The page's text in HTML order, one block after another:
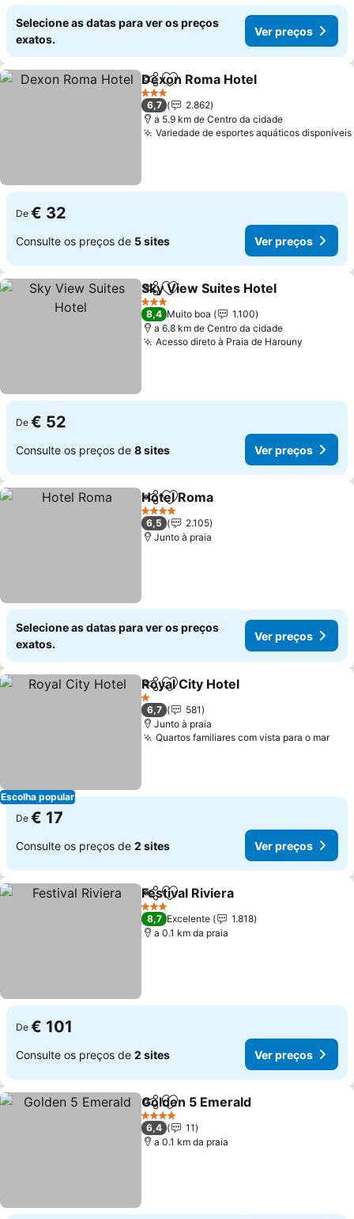
Selecione as datas para ver os preços
exatos.
Ver preços
PartilharAdicionar aos favoritos
Dexon Roma Hotel
3 Estrelas
6,7
2.862
a 5.9 km de Centro da cidade
Variedade de esportes aquáticos disponíveis
De € 32
Consulte os preços de 5 sites Ver preços
PartilharAdicionar aos favoritos
Sky View Suites Hotel
3 Estrelas
8,4 Muito boa
1.100
a 6.8 km de Centro da cidade
Acesso direto à Praia de Harouny
De € 52
Consulte os preços de 8 sites Ver preços
PartilharAdicionar aos favoritos
Hotel Roma
4 Estrelas
6,5
2.105
Junto à praia
Selecione as datas para ver os preços
exatos.
Ver preços
Escolha popular
PartilharAdicionar aos favoritos
Royal City Hotel
1 Estrelas
6,7
581
Junto à praia
Quartos familiares com vista para o marVer
De € 17
Consulte os preços de 2 sites Ver preços
PartilharAdicionar aos favoritos
Festival Riviera
3 Estrelas
8,7 Excelente
1.818
a 0.1 km da praia
De € 101
Consulte os preços de 2 sites Ver preços
PartilharAdicionar aos favoritos
Golden 5 Emerald
4 Estrelas
6,4
11
a 0.1 km da praia